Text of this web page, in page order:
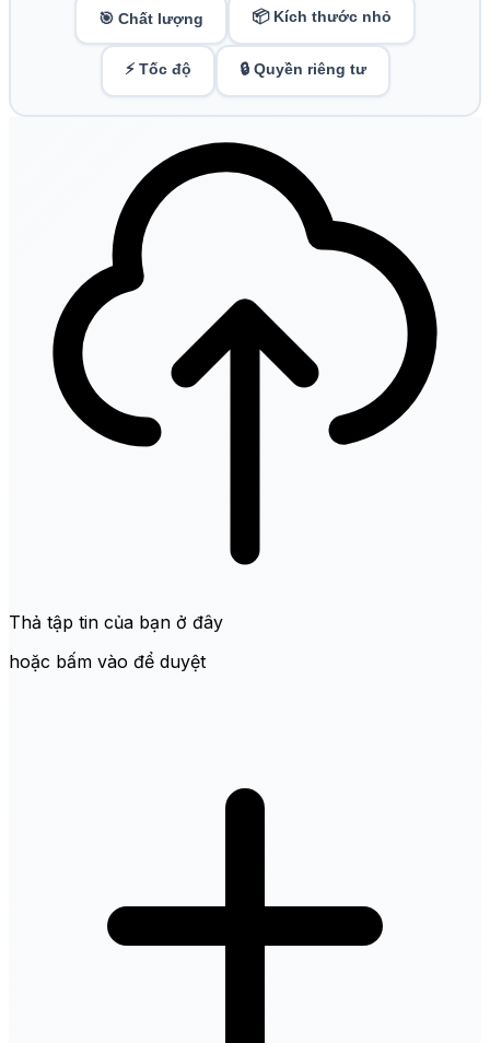
🎯 Chất lượng 📦 Kích thước nhỏ
⚡ Tốc độ 🔒 Quyền riêng tư
Thả tập tin của bạn ở đây
hoặc bấm vào để duyệt